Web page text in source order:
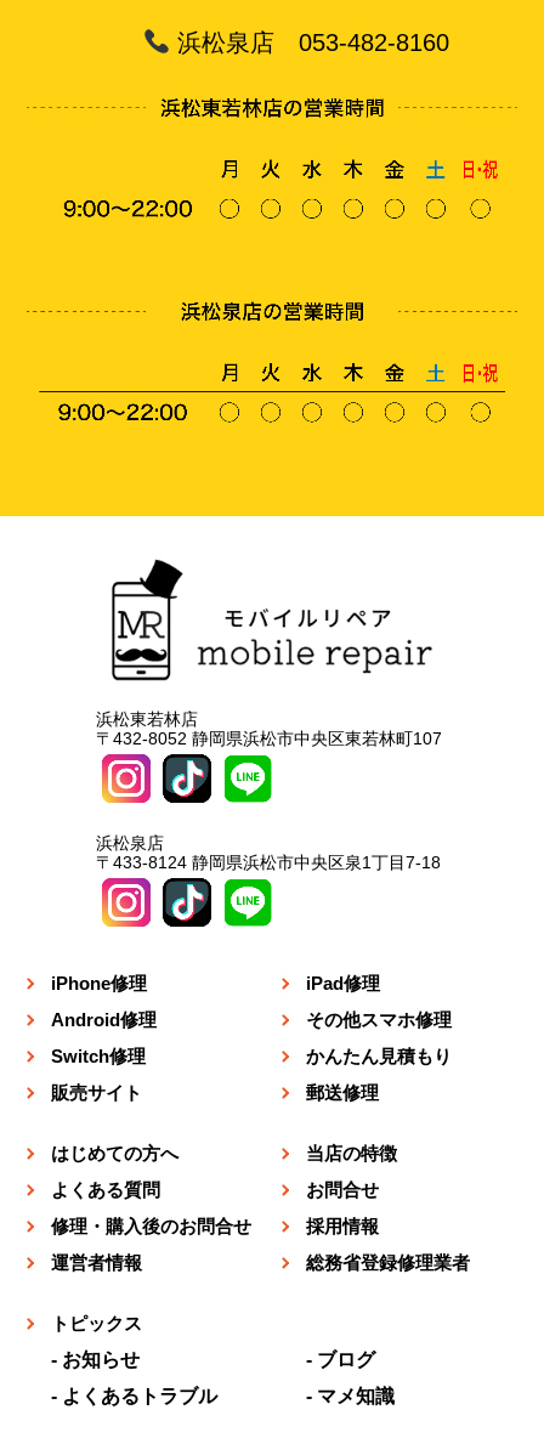
浜松泉店 053-482-8160
浜松東若林店
〒432-8052 静岡県浜松市中央区東若林町107
浜松泉店
〒433-8124 静岡県浜松市中央区泉1丁目7-18
iPhone修理
iPad修理
Android修理
その他スマホ修理
Switch修理
かんたん見積もり
販売サイト
郵送修理
はじめての方へ
当店の特徴
よくある質問
お問合せ
修理・購入後のお問合せ
採用情報
運営者情報
総務省登録修理業者
トピックス
お知らせ
ブログ
よくあるトラブル
マメ知識